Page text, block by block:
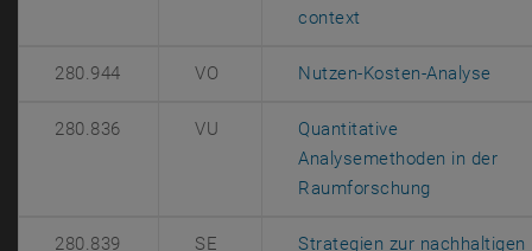
context
280.944 VO Nutzen-Kosten-Analyse
280.836 VU
Quantitative
Analysemethoden in der
Raumforschung
280.839 SE
Strategien zur nachhaltigen